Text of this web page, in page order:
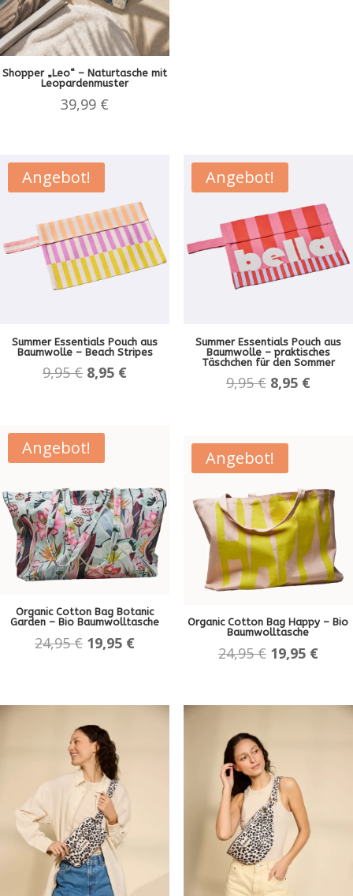
Shopper „Leo“ – Naturtasche mit
Leopardenmuster
39,99 €
Angebot!
Summer Essentials Pouch aus
Baumwolle – Beach Stripes
9,95€ Ursprünglicher
9,95 €
8,95 €Aktueller
Angebot!
Summer Essentials Pouch aus
Baumwolle – praktisches
Täschchen für den Sommer
9,95€
9,95 €
8,95 €
Angebot!
Organic Cotton Bag Botanic
Garden – Bio Baumwolltasche
24,95€ Ursprünglicher
24,95 €
19,95 €Aktueller
19,95 €.
Angebot!
Organic Cotton Bag Happy – Bio
Baumwolltasche
24,95€ 19,95 €